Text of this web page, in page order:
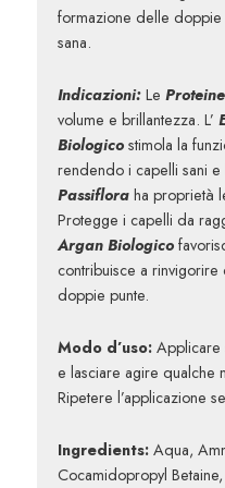
formazione delle doppie
sana.
Indicazioni: Le
volume e brillantezza. L’
Biologico stimola la
rendendo i capelli sani e
Passiflora ha proprietà
Protegge i capelli da
Argan Biologico
contribuisce a
doppie punte.
Modo d’uso:Applicare
e lasciare agire qualche
Ripetere l’applicazione
Ingredients: Aqua,
Cocamidopropyl